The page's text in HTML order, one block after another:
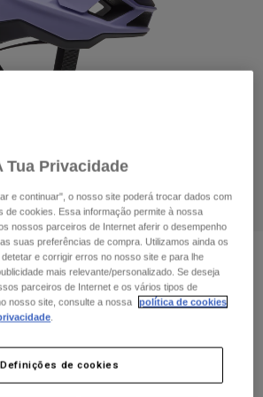
Sem Fecho de Correr
5050
€
Tua Privacidade
e continuar", o nosso site poderá trocar dados com
de cookies. Essa informação permite à nossa
nossos parceiros de Internet aferir o desempenho
suas preferências de compra. Utilizamos ainda os
e corrigir erros no nosso site e para lhe
mais relevante/personalizado. Se deseja
parceiros de Internet e os vários tipos de
nosso site, consulte a nossa
política de cookies
.
Definições de cookies